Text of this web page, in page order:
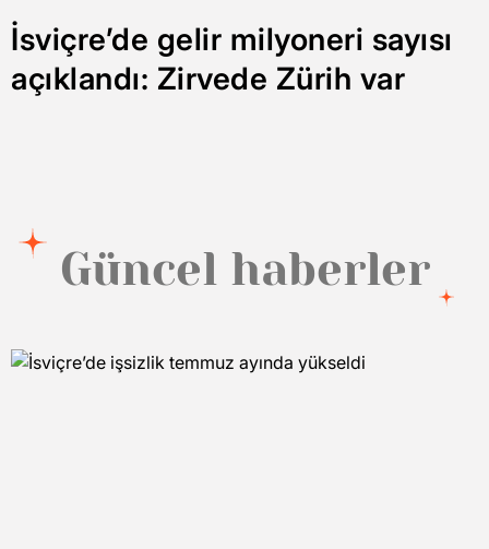
İsviçre’de gelir milyoneri sayısı
açıklandı: Zirvede Zürih var
Güncel haberler